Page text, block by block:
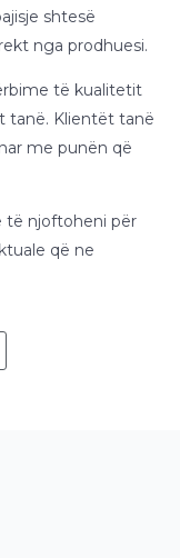
shtesë
nga prodhuesi.
të kualitetit
tanë. Klientët tanë
me punën që
të njoftoheni për
që ne